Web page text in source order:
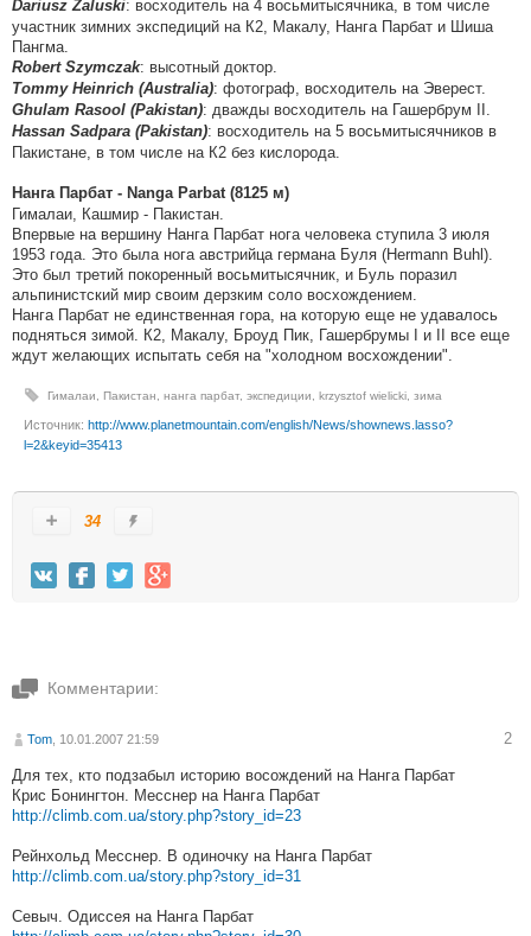
Dariusz Zaluski: восходитель на 4 восьмитысячника, в том числе
участник зимних экспедиций на К2, Макалу, Нанга Парбат и Шиша
Пангма.
Robert Szymczak: высотный доктор.
Tommy Heinrich (Australia): фотограф, восходитель на Эверест.
Ghulam Rasool (Pakistan): дважды восходитель на Гашербрум II.
Hassan Sadpara (Pakistan): восходитель на 5 восьмитысячников в
Пакистане, в том числе на К2 без кислорода.
Нанга Парбат - Nanga Parbat (8125 м)
Гималаи, Кашмир - Пакистан.
Впервые на вершину Нанга Парбат нога человека ступила 3 июля
1953 года. Это была нога австрийца германа Буля (Hermann Buhl).
Это был третий покоренный восьмитысячник, и Буль поразил
альпинистский мир своим дерзким соло восхождением.
Нанга Парбат не единственная гора, на которую еще не удавалось
подняться зимой. К2, Макалу, Броуд Пик, Гашербрумы I и II все еще
ждут желающих испытать себя на "холодном восхождении".
Гималаи, Пакистан, нанга парбат, экспедиции, krzysztof wielicki, зима
Источник: http://www.planetmountain.com/english/News/shownews.lasso?
l=2&keyid=35413
34
Комментарии:
Tom , 10.01.2007 21:59 2
Для тех, кто подзабыл историю восождений на Нанга Парбат
Крис Бонингтон. Месснер на Нанга Парбат
http://climb.com.ua/story.php?story_id=23
Рейнхольд Месснер. В одиночку на Нанга Парбат
http://climb.com.ua/story.php?story_id=31
Севыч. Одиссея на Нанга Парбат